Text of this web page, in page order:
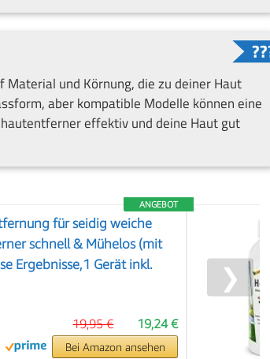
Material und Körnung, die zu deiner Haut
aber kompatible Modelle können eine
effektiv und deine Haut gut
ANGEBOT
für seidig weiche
schnell & Mühelos (mit
Ergebnisse,1 Gerät inkl.
19,24 €
19,95 €
Bei Amazon ansehen
❯